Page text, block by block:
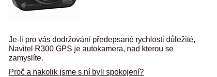
Je-li pro vás dodržování předepsané rychlosti důležité,
Navitel R300 GPS je autokamera, nad kterou se
zamyslíte.
Proč a nakolik jsme s ní byli spokojení?